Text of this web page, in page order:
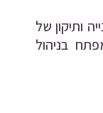
ותיקון של
בניהול